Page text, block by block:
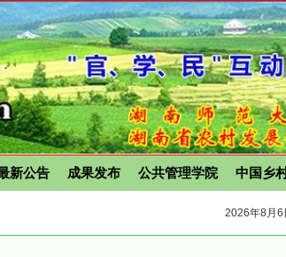
新公告 成果发布 公共管理学院 中国乡
2026年8月6